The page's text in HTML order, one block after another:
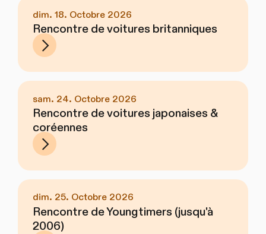
dim. 18. Octobre 2026
Rencontre de voitures britanniques
sam. 24. Octobre 2026
Rencontre de voitures japonaises &
coréennes
dim. 25. Octobre 2026
Rencontre de Youngtimers (jusqu'à
2006)